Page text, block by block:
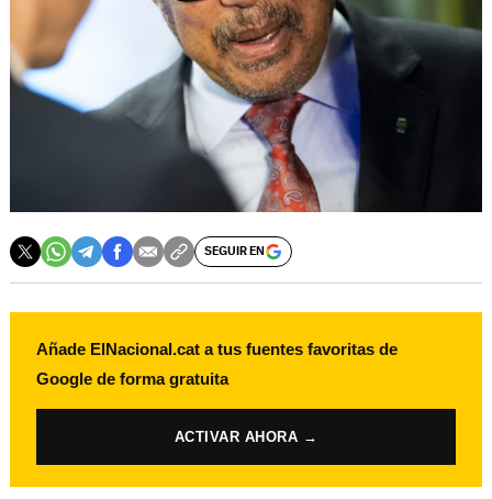
SEGUIR EN
Añade ElNacional.cat a tus fuentes favoritas de
Google de forma gratuita
ACTIVAR AHORA →